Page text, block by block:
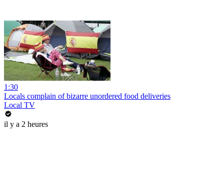
1:30
Locals complain of bizarre unordered food deliveries
Local TV
il y a 2 heures